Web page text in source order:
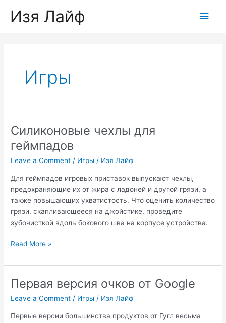
Изя Лайф
Main
Игры
Силиконовые чехлы для
геймпадов
Leave a Comment / Игры / Изя Лайф
Для геймпадов игровых приставок выпускают чехлы,
предохраняющие их от жира с ладоней и другой грязи, а
также повышающих ухватистость. Что оценить количество
грязи, скапливающееся на джойстике, проведите
зубочисткой вдоль бокового шва на корпусе устройства.
Силиконовые
для
геймпадов
Read More »
Первая версия очков от Google
Leave a Comment / Игры / Изя Лайф
Первые версии большинства продуктов от Гугл весьма